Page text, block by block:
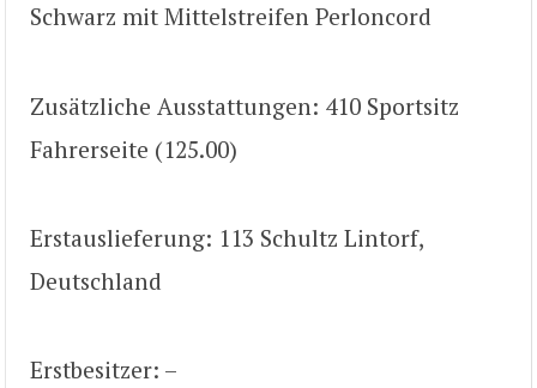
Schwarz mit Mittelstreifen Perloncord
Zusätzliche Ausstattungen: 410 Sportsitz
Fahrerseite (125.00)
Erstauslieferung: 113 Schultz Lintorf,
Deutschland
Erstbesitzer: –